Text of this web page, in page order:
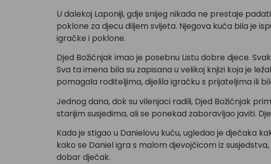
U dalekoj Laponiji, gdje snijeg nikada ne prestaje
poklone za djecu diljem svijeta. Njegova kuća bila je
igračke i poklone.
Djed Božićnjak imao je posebnu Listu dobre djece.
Sva ta imena bila su zapisana u velikoj knjizi koja je
pomagala roditeljima, dijelila igračku s prijateljima ili
Jednog dana, dok su vilenjaci radili, Djed Božićnjak
starijim susjedima, ali se ponekad zaboravljao javiti.
Kada je stigao u Danielovu kuću, ugledao je dječaka
kako se Daniel igra s malom djevojčicom iz
dobar dječak.